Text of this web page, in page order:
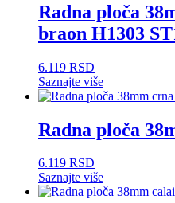
Radna ploča
braon H1303
6.119 RSD
Saznajte više
Radna ploča
6.119 RSD
Saznajte više